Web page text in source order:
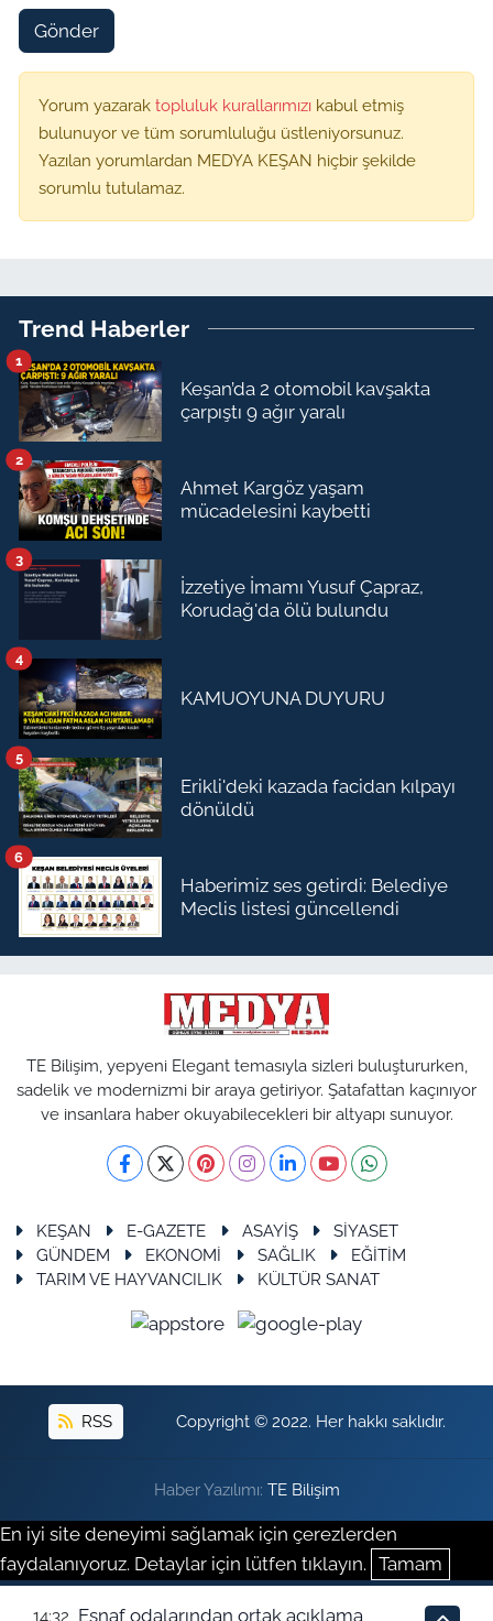
Gönder
Yorum yazarak topluluk kurallarımızı kabul etmiş
bulunuyor ve tüm sorumluluğu üstleniyorsunuz.
Yazılan yorumlardan MEDYA KEŞAN hiçbir şekilde
sorumlu tutulamaz.
Trend Haberler
Keşan’da 2 otomobil kavşakta
çarpıştı 9 ağır yaralı
1
Ahmet Kargöz yaşam
mücadelesini kaybetti
2
İzzetiye İmamı Yusuf Çapraz,
Korudağ'da ölü bulundu
3
KAMUOYUNA DUYURU
4
Erikli'deki kazada facidan kılpayı
dönüldü
5
Haberimiz ses getirdi: Belediye
Meclis listesi güncellendi
6
TE Bilişim, yepyeni Elegant temasıyla sizleri buluştururken,
sadelik ve modernizmi bir araya getiriyor. Şatafattan kaçınıyor
ve insanlara haber okuyabilecekleri bir altyapı sunuyor.
KEŞAN E-GAZETE ASAYİŞ
SİYASET
GÜNDEM
EKONOMİ SAĞLIK
EĞİTİM
TARIM VE HAYVANCILIK
KÜLTÜR SANAT
RSS Copyright © 2022. Her hakkı saklıdır.
Haber Yazılımı: TE Bilişim
En iyi site deneyimi sağlamak için çerezlerden
faydalanıyoruz. Detaylar için lütfen tıklayın. Tamam
14:32 Esnaf odalarından ortak açıklama